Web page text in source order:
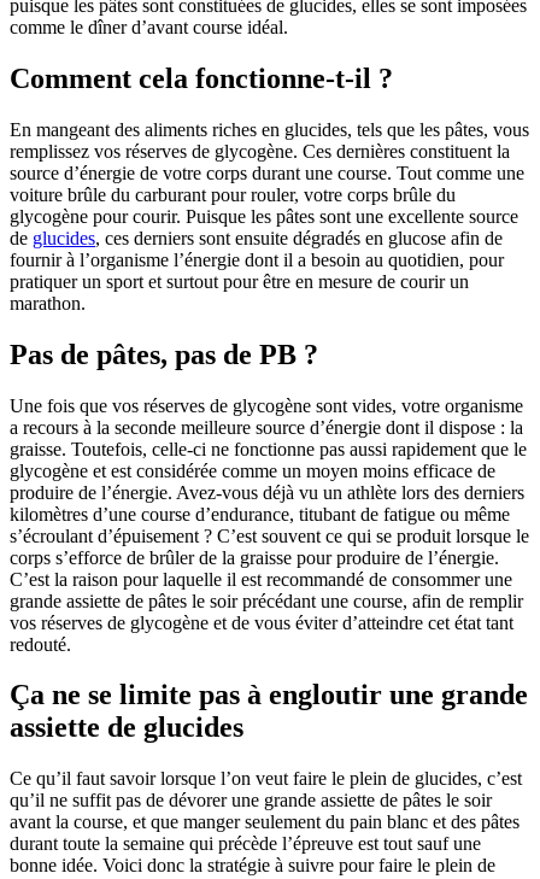
puisque les pâtes sont constituées de glucides, elles se sont imposées
comme le dîner d’avant course idéal.
Comment cela fonctionne-t-il ?
En mangeant des aliments riches en glucides, tels que les pâtes, vous
remplissez vos réserves de glycogène. Ces dernières constituent la
source d’énergie de votre corps durant une course. Tout comme une
voiture brûle du carburant pour rouler, votre corps brûle du
glycogène pour courir. Puisque les pâtes sont une excellente source
de glucides, ces derniers sont ensuite dégradés en glucose afin de
fournir à l’organisme l’énergie dont il a besoin au quotidien, pour
pratiquer un sport et surtout pour être en mesure de courir un
marathon.
Pas de pâtes, pas de PB ?
Une fois que vos réserves de glycogène sont vides, votre organisme
a recours à la seconde meilleure source d’énergie dont il dispose : la
graisse. Toutefois, celle-ci ne fonctionne pas aussi rapidement que le
glycogène et est considérée comme un moyen moins efficace de
produire de l’énergie. Avez-vous déjà vu un athlète lors des derniers
kilomètres d’une course d’endurance, titubant de fatigue ou même
s’écroulant d’épuisement ? C’est souvent ce qui se produit lorsque le
corps s’efforce de brûler de la graisse pour produire de l’énergie.
C’est la raison pour laquelle il est recommandé de consommer une
grande assiette de pâtes le soir précédant une course, afin de remplir
vos réserves de glycogène et de vous éviter d’atteindre cet état tant
redouté.
Ça ne se limite pas à engloutir une grande
assiette de glucides
Ce qu’il faut savoir lorsque l’on veut faire le plein de glucides, c’est
qu’il ne suffit pas de dévorer une grande assiette de pâtes le soir
avant la course, et que manger seulement du pain blanc et des pâtes
durant toute la semaine qui précède l’épreuve est tout sauf une
bonne idée. Voici donc la stratégie à suivre pour faire le plein de